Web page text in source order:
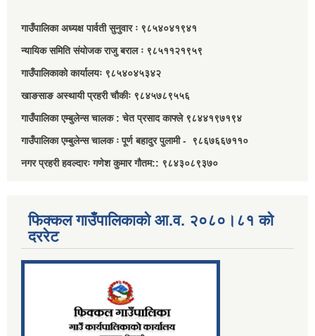
गाउँपालिका अध्यक्ष पार्वती सुनुवार ः ९८५४०४१९४१
न्यायिक समिति संयोजक राजु बराल ः ९८५११२१९५९
गाउँपालिकाको कार्यालयः ९८५४०४५३४२
खाङसाङ अस्थायी प्रहरी चौकीः ९८४५७८९५५६
गाउँपालिका एम्बुलेन्स चालक : चेत प्रसाद काफ्ले ९८४४१९७१९४
गाउँपालिका एम्बुलेन्स चालक ः पूर्ण बहादुर पुलामी - ९८६७६६७११०
नगर प्रहरी हवल्दारः गणेश कुमार गौतम:: ९८४३०८९३७०
फिक्कल गाउँपालिकाको आ.व. २०८०।८१ को
दररेट